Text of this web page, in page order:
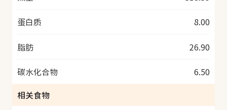
蛋白质 8.00
脂肪 26.90
碳水化合物
6.50
相关食物